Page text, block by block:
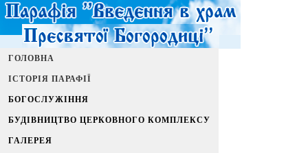
ГОЛОВНА
ІСТОРІЯ ПАРАФІЇ
БОГОСЛУЖІННЯ
БУДІВНИЦТВО ЦЕРКОВНОГО КОМПЛЕКСУ
ГАЛЕРЕЯ